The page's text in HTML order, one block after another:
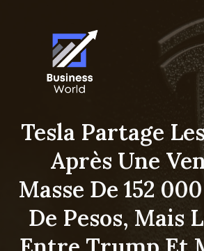
Tesla Partage
Après Une
Masse De 152
De Pesos, Mais